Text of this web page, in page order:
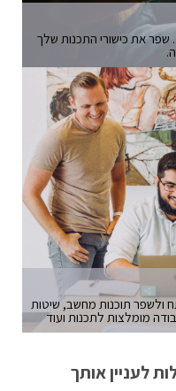
עיצוב, פיתוח ושיפור תוכניות JavaScript. שפר את כישורי התכנות שלך
ולשפר תוכנות מחשב, שיטות
מומלצות לתכנות ועוד
לעניין אותך